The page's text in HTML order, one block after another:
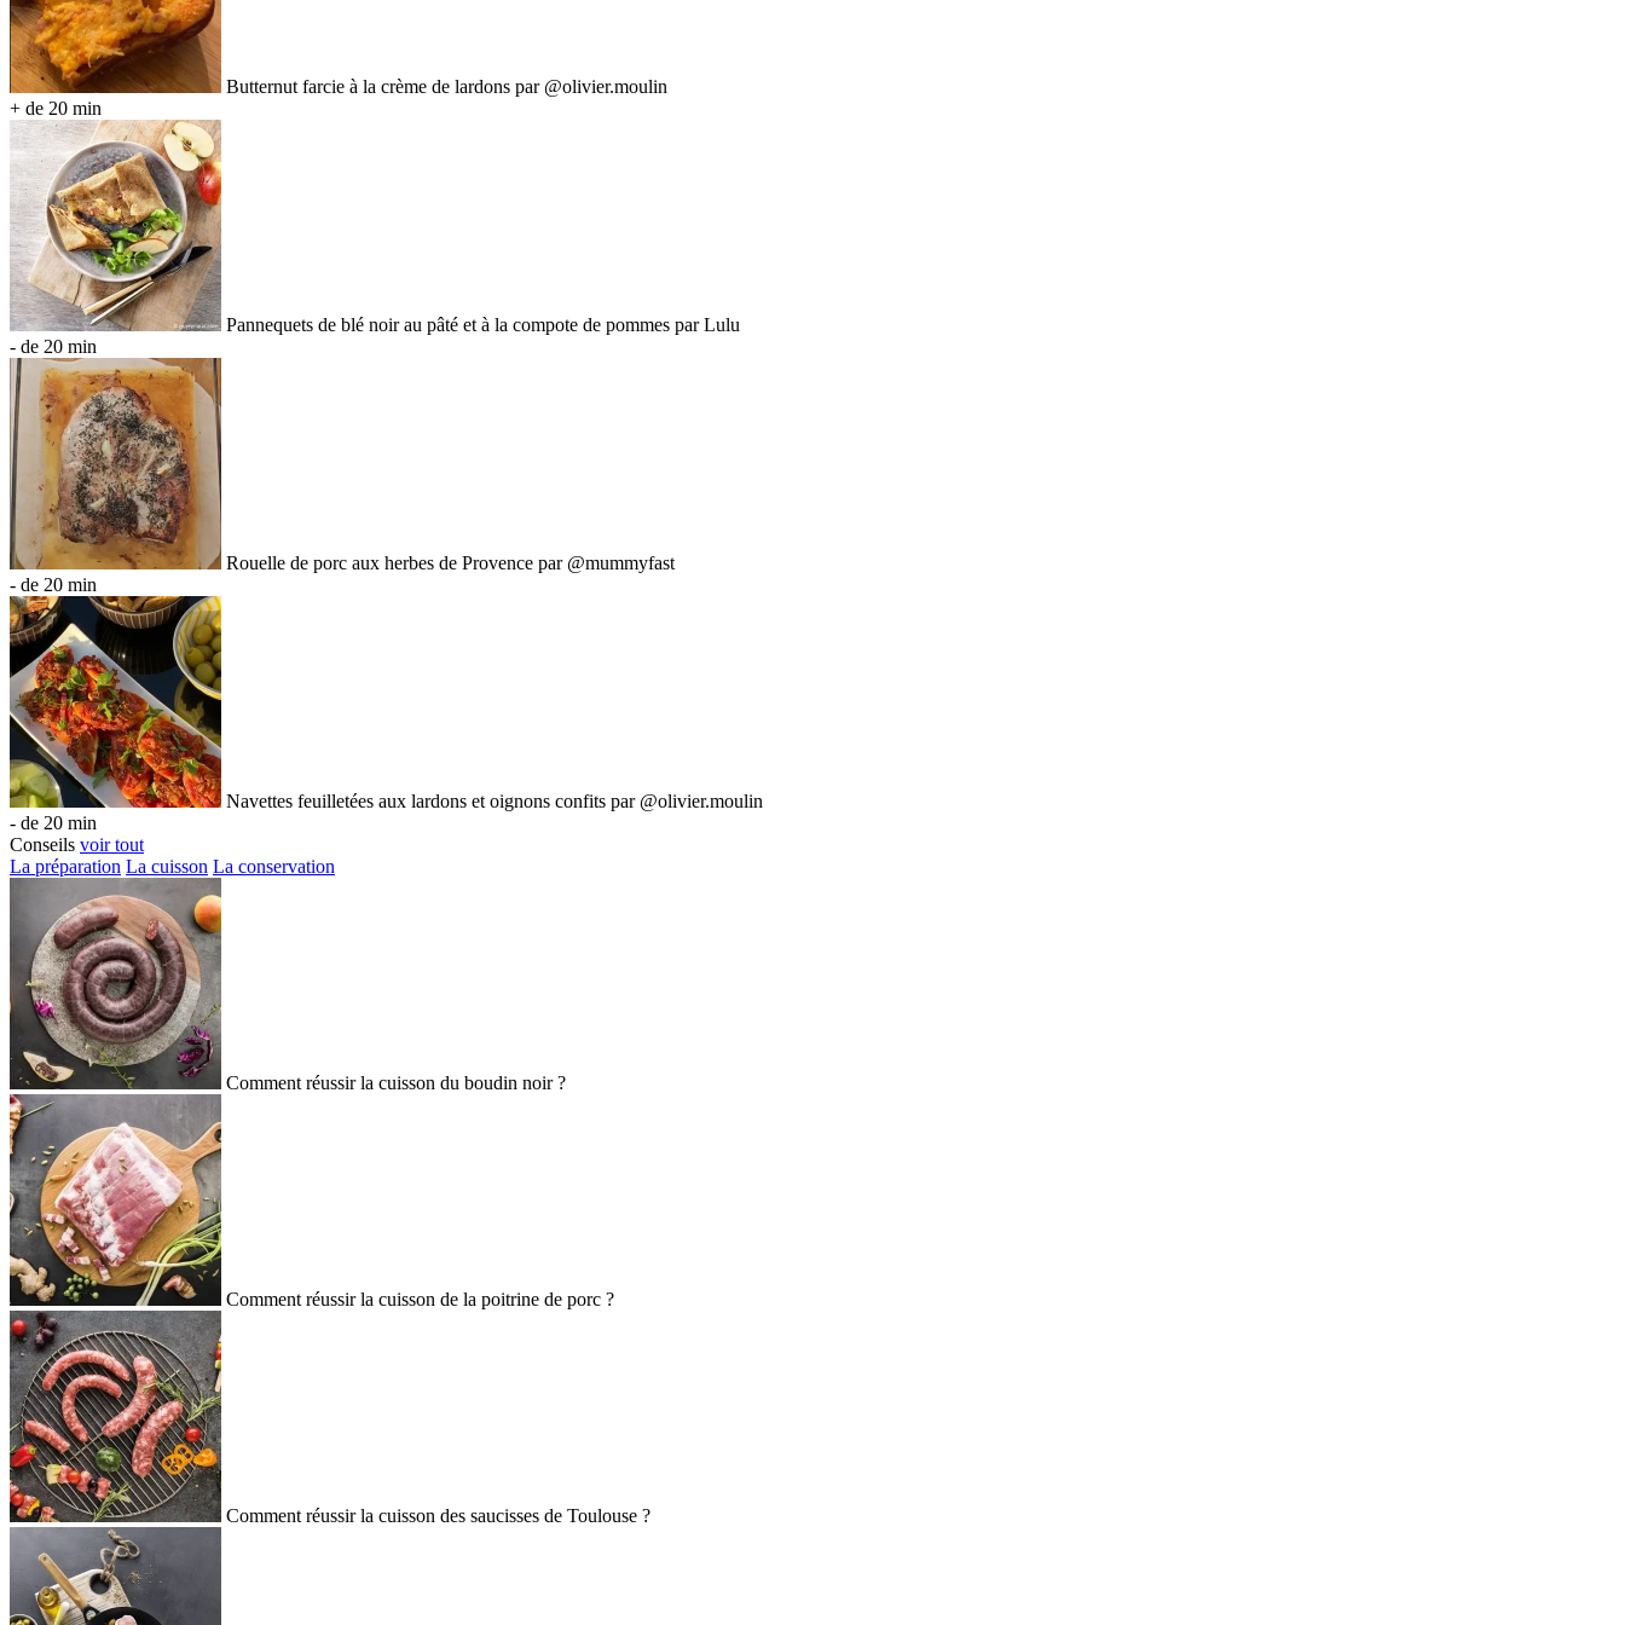
Butternut farcie à la crème de lardons par @olivier.moulin
+ de 20 min
Pannequets de blé noir au pâté et à la compote de pommes par Lulu
- de 20 min
Rouelle de porc aux herbes de Provence par @mummyfast
- de 20 min
Navettes feuilletées aux lardons et oignons confits par @olivier.moulin
- de 20 min
Conseils voir tout
La préparation La cuisson La conservation
Comment réussir la cuisson du boudin noir ?
Comment réussir la cuisson de la poitrine de porc ?
Comment réussir la cuisson des saucisses de Toulouse ?